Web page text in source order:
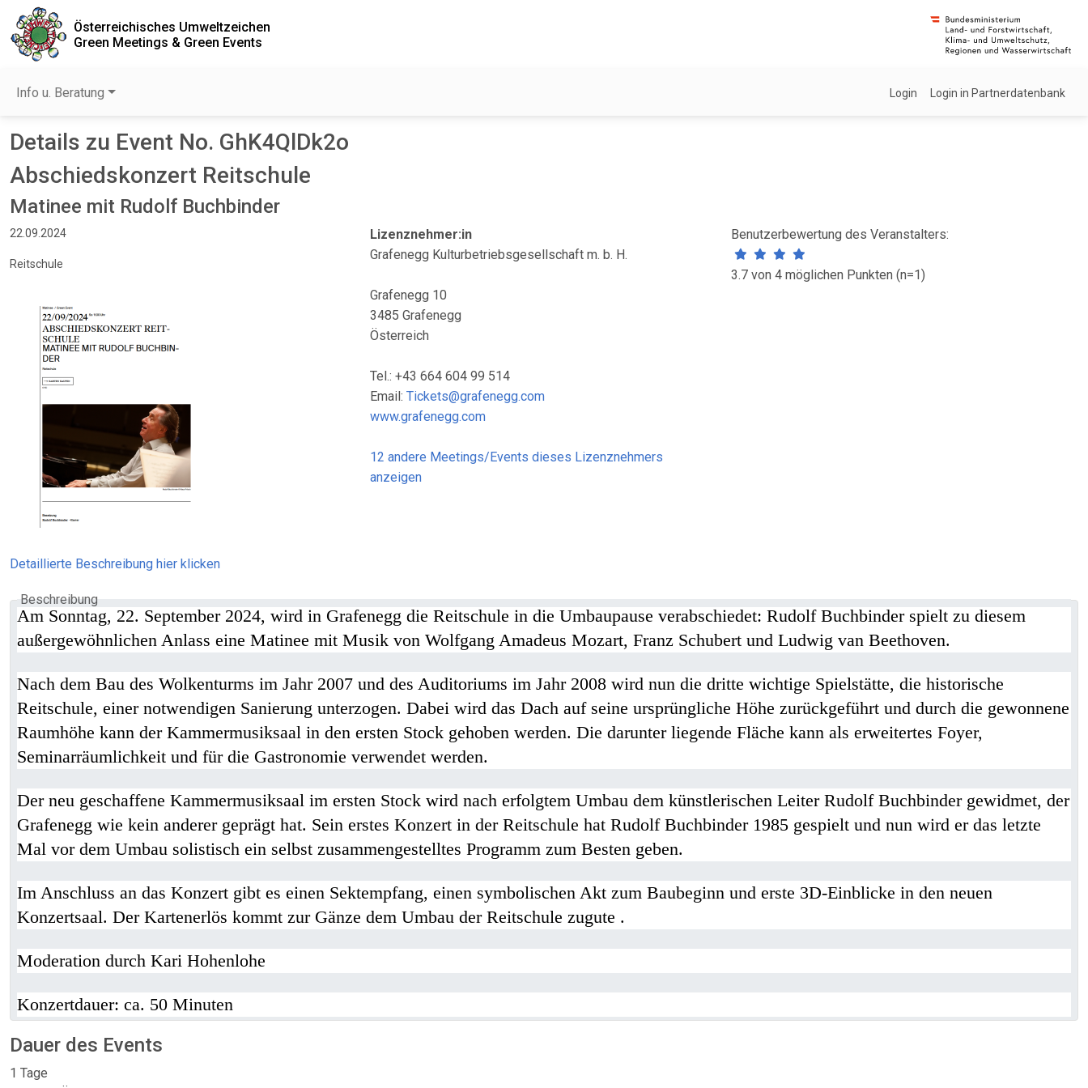
Österreichisches Umweltzeichen
Green Meetings & Green Events
Info u. Beratung Login Login in Partnerdatenbank
Details zu Event No. GhK4QlDk2o
Abschiedskonzert Reitschule
Matinee mit Rudolf Buchbinder
22.09.2024
Reitschule
Detaillierte Beschreibung hier klicken
Lizenznehmer:in
Grafenegg Kulturbetriebsgesellschaft m. b. H.
Grafenegg 10
3485 Grafenegg
Österreich
Tel.: +43 664 604 99 514
Email:Tickets@grafenegg.com
www.grafenegg.com
12 andere Meetings/Events dieses Lizenznehmers
anzeigen
Benutzerbewertung des Veranstalters:
3.7 von 4 möglichen Punkten (n=1)
Beschreibung
Am Sonntag, 22. September 2024, wird in Grafenegg die Reitschule in die Umbaupause verabschiedet: Rudolf Buchbinder spielt zu diesem
außergewöhnlichen Anlass eine Matinee mit Musik von Wolfgang Amadeus Mozart, Franz Schubert und Ludwig van Beethoven.
Nach dem Bau des Wolkenturms im Jahr 2007 und des Auditoriums im Jahr 2008 wird nun die dritte wichtige Spielstätte, die historische
Reitschule, einer notwendigen Sanierung unterzogen. Dabei wird das Dach auf seine ursprüngliche Höhe zurückgeführt und durch die gewonnene
Raumhöhe kann der Kammermusiksaal in den ersten Stock gehoben werden. Die darunter liegende Fläche kann als erweitertes Foyer,
Seminarräumlichkeit und für die Gastronomie verwendet werden.
Der neu geschaffene Kammermusiksaal im ersten Stock wird nach erfolgtem Umbau dem künstlerischen Leiter Rudolf Buchbinder gewidmet, der
Grafenegg wie kein anderer geprägt hat. Sein erstes Konzert in der Reitschule hat Rudolf Buchbinder 1985 gespielt und nun wird er das letzte
Mal vor dem Umbau solistisch ein selbst zusammengestelltes Programm zum Besten geben.
Im Anschluss an das Konzert gibt es einen Sektempfang, einen symbolischen Akt zum Baubeginn und erste 3D-Einblicke in den neuen
Konzertsaal. Der Kartenerlös kommt zur Gänze dem Umbau der Reitschule zugute .
Moderation durch Kari Hohenlohe
Konzertdauer: ca. 50 Minuten
Dauer des Events
1 Tage